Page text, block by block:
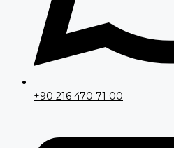
+90 216 470 71 00